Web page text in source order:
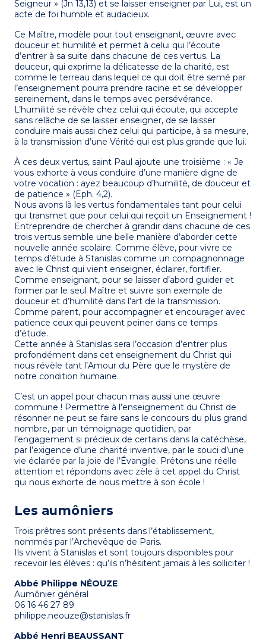
Seigneur » (Jn 13,13) et se laisser enseigner par Lui, est un
acte de foi humble et audacieux.
Ce Maître, modèle pour tout enseignant, œuvre avec
douceur et humilité et permet à celui qui l’écoute
d’entrer à sa suite dans chacune de ces vertus. La
douceur, qui exprime la délicatesse de la charité, est
comme le terreau dans lequel ce qui doit être semé par
l’enseignement pourra prendre racine et se développer
sereinement, dans le temps avec persévérance.
L’humilité se révèle chez celui qui écoute, qui accepte
sans relâche de se laisser enseigner, de se laisser
conduire mais aussi chez celui qui participe, à sa mesure,
à la transmission d’une Vérité qui est plus grande que lui.
À ces deux vertus, saint Paul ajoute une troisième : « Je
vous exhorte à vous conduire d’une manière digne de
votre vocation : ayez beaucoup d’humilité, de douceur et
de patience » (Eph. 4,2).
Nous avons là les vertus fondamentales tant pour celui
qui transmet que pour celui qui reçoit un Enseignement !
Entreprendre de chercher à grandir dans chacune de ces
trois vertus semble une belle manière d’aborder cette
nouvelle année scolaire. Comme élève, pour vivre ce
temps d’étude à Stanislas comme un compagnonnage
avec le Christ qui vient enseigner, éclairer, fortifier.
Comme enseignant, pour se laisser d’abord guider et
former par le seul Maître et suivre son exemple de
douceur et d’humilité dans l’art de la transmission.
Comme parent, pour accompagner et encourager avec
patience ceux qui peuvent peiner dans ce temps
d’étude.
Cette année à Stanislas sera l’occasion d’entrer plus
profondément dans cet enseignement du Christ qui
nous révèle tant l’Amour du Père que le mystère de
notre condition humaine.
C’est un appel pour chacun mais aussi une œuvre
commune ! Permettre à l’enseignement du Christ de
résonner ne peut se faire sans le concours du plus grand
nombre, par un témoignage quotidien, par
l’engagement si précieux de certains dans la catéchèse,
par l’exigence d’une charité inventive, par le souci d’une
vie éclairée par la joie de l’Évangile. Prêtons une réelle
attention et répondons avec zèle à cet appel du Christ
qui nous exhorte de nous mettre à son école !
Les aumôniers
Trois prêtres sont présents dans l’établissement,
nommés par l’Archevêque de Paris.
Ils vivent à Stanislas et sont toujours disponibles pour
recevoir les élèves : qu’ils n’hésitent jamais à les solliciter !
Abbé Philippe NÉOUZE
Aumônier général
06 16 46 27 89
philippe.neouze@stanislas.fr
Abbé Henri BEAUSSANT